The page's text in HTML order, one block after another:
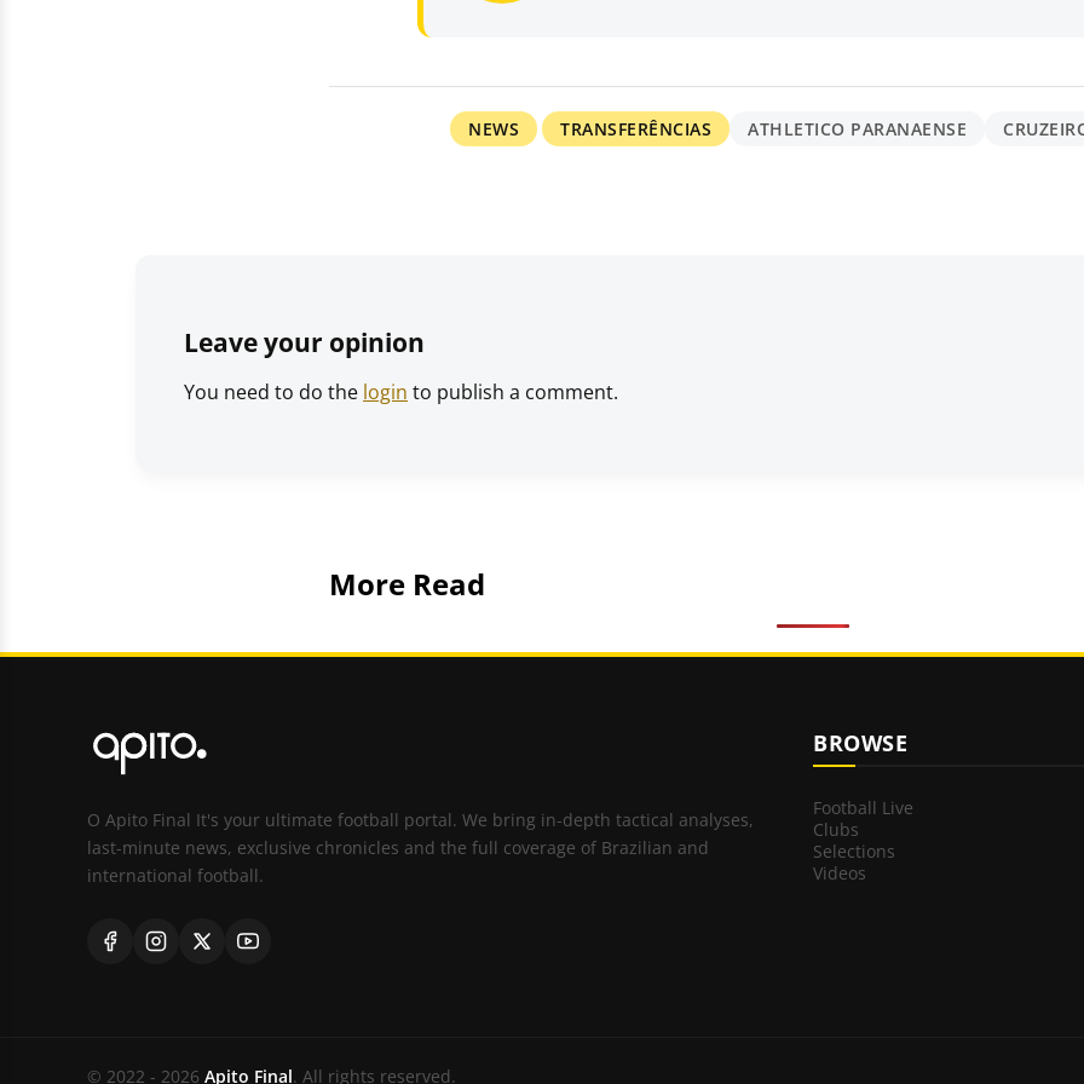
NEWS TRANSFERÊNCIAS ATHLETICO PARANAENSE
Leave your opinion
You need to do the login to publish a comment.
More Read
O Apito Final It's your ultimate football portal. We bring in-depth tactical analyses,
last-minute news, exclusive chronicles and the full coverage of Brazilian and
international football.
BROWSE
Football Live
Clubs
Selections
Videos
© 2022 - 2026 Apito Final. All rights reserved.